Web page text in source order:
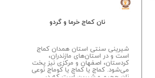
نان کماج خرما و گردو
شیرینی سنتی استان همدان کماج
است و در استان‌های مازندران،
کردستان، اصفهان و مرکزی نیز پخت
می‌شود. کماج یا کماچ یا کوماج نوعی